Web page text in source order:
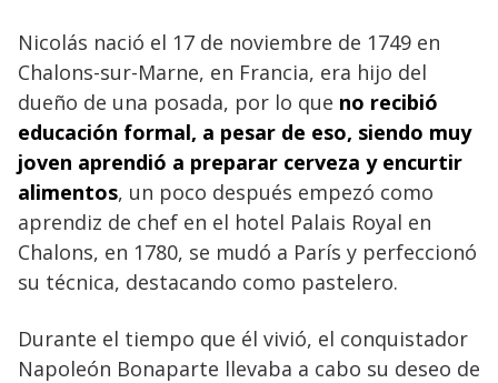
Nicolás nació el 17 de noviembre de 1749 en
Chalons-sur-Marne, en Francia, era hijo del
dueño de una posada, por lo que no recibió
educación formal, a pesar de eso, siendo muy
joven aprendió a preparar cerveza y encurtir
alimentos, un poco después empezó como
aprendiz de chef en el hotel Palais Royal en
Chalons, en 1780, se mudó a París y perfeccionó
su técnica, destacando como pastelero.
Durante el tiempo que él vivió, el conquistador
Napoleón Bonaparte llevaba a cabo su deseo de